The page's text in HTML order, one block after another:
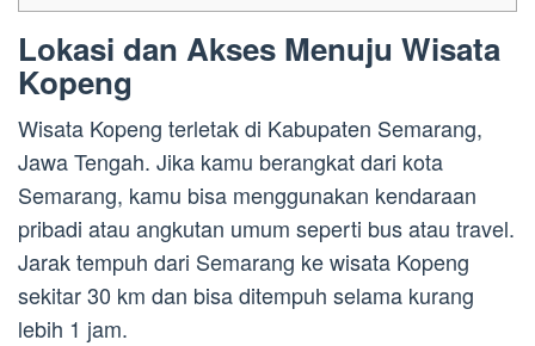
Lokasi dan Akses Menuju Wisata
Kopeng
Wisata Kopeng terletak di Kabupaten Semarang,
Jawa Tengah. Jika kamu berangkat dari kota
Semarang, kamu bisa menggunakan kendaraan
pribadi atau angkutan umum seperti bus atau travel.
Jarak tempuh dari Semarang ke wisata Kopeng
sekitar 30 km dan bisa ditempuh selama kurang
lebih 1 jam.